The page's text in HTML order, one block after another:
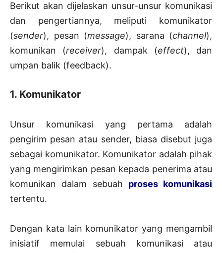
Berikut akan dijelaskan unsur-unsur komunikasi
dan pengertiannya, meliputi komunikator
(sender), pesan (message), sarana (channel),
komunikan (receiver), dampak (effect), dan
umpan balik (feedback).
1. Komunikator
Unsur komunikasi yang pertama adalah
pengirim pesan atau sender, biasa disebut juga
sebagai komunikator. Komunikator adalah pihak
yang mengirimkan pesan kepada penerima atau
komunikan dalam sebuah proses komunikasi
tertentu.
Dengan kata lain komunikator yang mengambil
inisiatif memulai sebuah komunikasi atau